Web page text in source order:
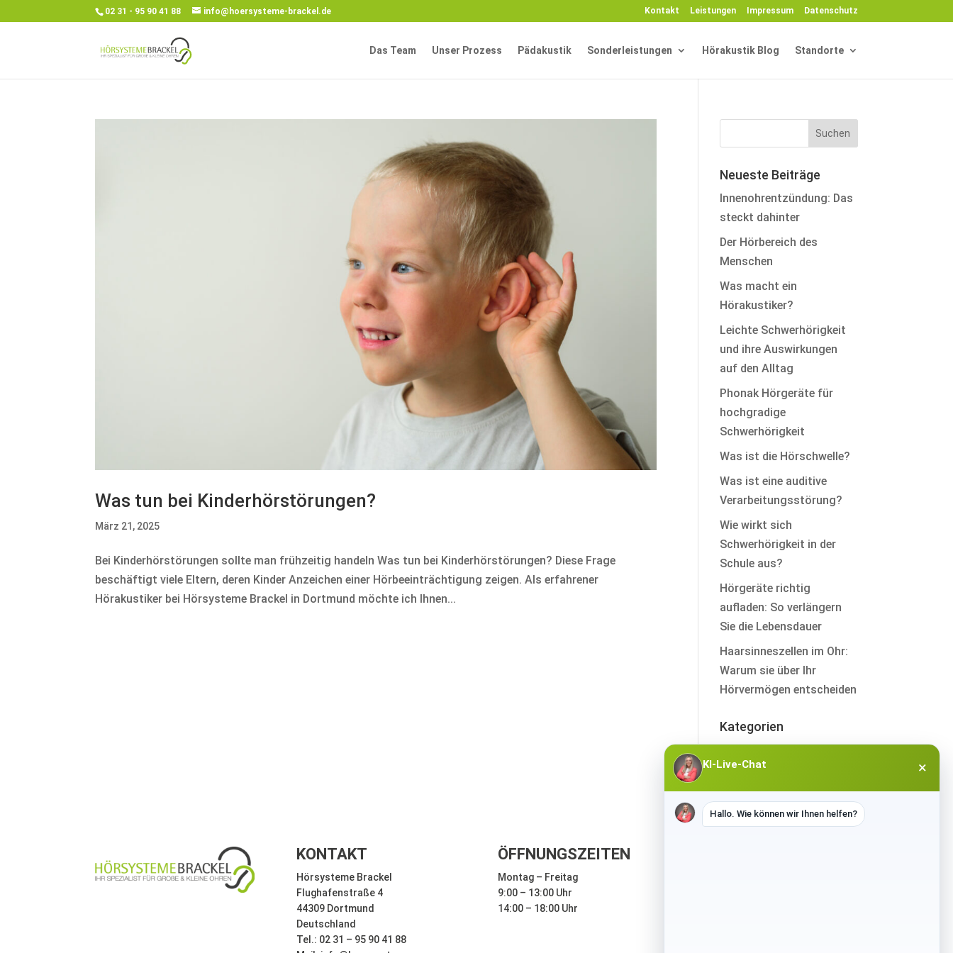
02 31 - 95 90 41 88 info@hoersysteme-brackel.de Kontakt Leistungen Impressum Datenschutz
Das Team Unser Prozess Pädakustik Sonderleistungen Hörakustik Blog Standorte
Was tun bei Kinderhörstörungen?
März 21, 2025
Bei Kinderhörstörungen sollte man frühzeitig handeln Was tun bei Kinderhörstörungen? Diese Frage
beschäftigt viele Eltern, deren Kinder Anzeichen einer Hörbeeinträchtigung zeigen. Als erfahrener
Hörakustiker bei Hörsysteme Brackel in Dortmund möchte ich Ihnen...
Neueste Beiträge
Innenohrentzündung: Das
steckt dahinter
Der Hörbereich des
Menschen
Was macht ein
Hörakustiker?
Leichte Schwerhörigkeit
und ihre Auswirkungen
auf den Alltag
Phonak Hörgeräte für
hochgradige
Schwerhörigkeit
Was ist die Hörschwelle?
Was ist eine auditive
Verarbeitungsstörung?
Wie wirkt sich
Schwerhörigkeit in der
Schule aus?
Hörgeräte richtig
aufladen: So verlängern
Sie die Lebensdauer
Haarsinneszellen im Ohr:
Warum sie über Ihr
Hörvermögen entscheiden
Kategorien
KONTAKT
Hörsysteme Brackel
Flughafenstraße 4
44309 Dortmund
Deutschland
Tel.: 02 31 – 95 90 41 88
ÖFFNUNGSZEITEN
Montag – Freitag
9:00 – 13:00 Uhr
14:00 – 18:00 Uhr
KI-Live-Chat ×
Hallo. Wie können wir Ihnen helfen?